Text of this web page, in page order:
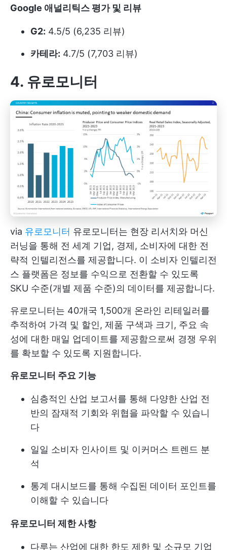
Google 애널리틱스 평가 및 리뷰
G2: 4.5/5 (6,235 리뷰)
카테라: 4.7/5 (7,703 리뷰)
4. 유로모니터
via 유로모니터 유로모니터는 현장 리서치와 머신
러닝을 통해 전 세계 기업, 경제, 소비자에 대한 전
략적 인텔리전스를 제공합니다. 이 소비자 인텔리전
스 플랫폼은 정보를 수익으로 전환할 수 있도록
SKU 수준(개별 제품 수준)의 데이터를 제공합니다.
유로모니터는 40개국 1,500개 온라인 리테일러를
추적하여 가격 및 할인, 제품 구색과 크기, 주요 속
성에 대한 매일 업데이트를 제공함으로써 경쟁 우위
를 확보할 수 있도록 지원합니다.
유로모니터 주요 기능
심층적인 산업 보고서를 통해 다양한 산업 전
반의 잠재적 기회와 위협을 파악할 수 있습니
다
일일 소비자 인사이트 및 이커머스 트렌드 분
석
통계 대시보드를 통해 수집된 데이터 포인트를
이해할 수 있습니다
유로모니터 제한 사항
다루는 산업에 대한 한도 제한 및 소규모 기업